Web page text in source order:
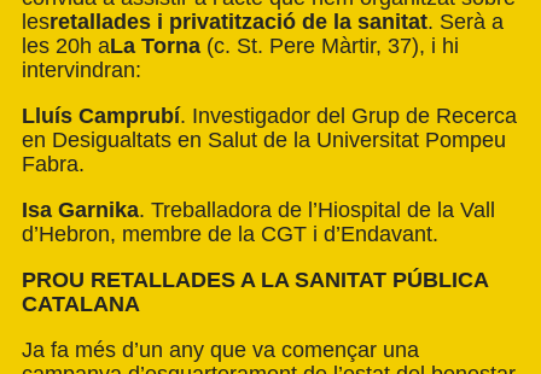
lesretallades i privatització de la sanitat. Serà a
les 20h aLa Torna (c. St. Pere Màrtir, 37), i hi
intervindran:
Lluís Camprubí. Investigador del Grup de Recerca
en Desigualtats en Salut de la Universitat Pompeu
Fabra.
Isa Garnika. Treballadora de l’Hiospital de la Vall
d’Hebron, membre de la CGT i d’Endavant.
PROU RETALLADES A LA SANITAT PÚBLICA
CATALANA
Ja fa més d’un any que va començar una